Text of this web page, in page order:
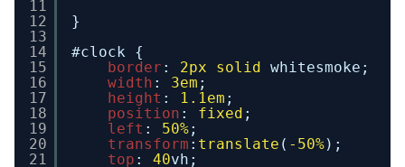
11
12
13
14
15
16
17
18
19
20
21
}
#clock {
border : 2px solid
whitesmoke;
width : 3em ;
height : 1.1em ;
position : fixed ;
left : 50%;
transform : translate ( -50%);
top : 40vh;